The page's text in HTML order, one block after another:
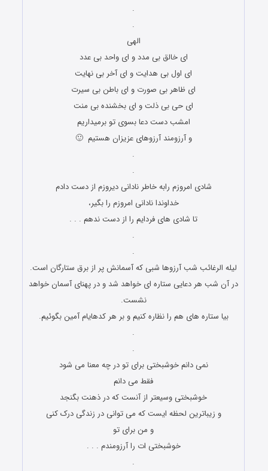
.
.
الهی
ای خالق بی مدد و ای واحد بی عدد
ای اول بی هدایت و ای آخر بی نهایت
ای ظاهر بی صورت و ای باطن بی سیرت
ای حی بی ذلت و ای بخشنده بی منت
امشب دست دعا بسوی تو برمیداریم
و آرزومند آرزوهای عزیزان هستیم 🙂
.
.
شادی امروزم رابه خاطر نادانی دیروزم از دست دادم
خداوندا نادانی امروزم را بگیر،
تا شادی های فردایم را از دست ندهم . . .
.
.
لیله الرغائب شب آرزوها شبی که آسمانش پر از برق ستارگان است.
در آن شب هر دعایی ستاره ای خواهد شد و در پهنا­ی آسمان خواهد
نشست.
بیا ستاره های هم را نظاره کنیم و بر هر کدهایام آمین بگوئیم.
.
.
نمی دانم خوشبختی برای تو در چه معنا می شود
فقط می دانم
خوشبختی وسیعتر از آنست که در ذهنت بگنجد
و زیباترین لحظه ایست که می توانی در زندگی درک کنی
و من برای تو
خوشبختی ات را آرزومندم . . .
.